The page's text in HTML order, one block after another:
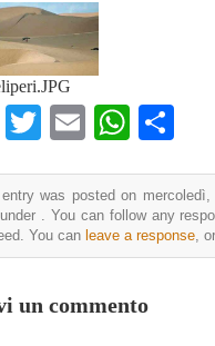
Facebook
TwitterEmail
was posted on
. You can follow any
You can leave a response,
un commento